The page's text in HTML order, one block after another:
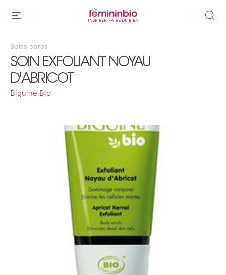
INSPIRER, FAIRE DU BIEN
Soins corps
SOIN EXFOLIANT NOYAU
D'ABRICOT
Biguine Bio